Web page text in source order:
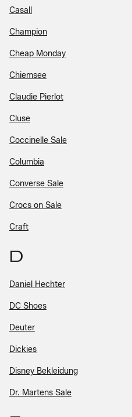
Casall
Champion
Cheap Monday
Chiemsee
Claudie Pierlot
Cluse
Coccinelle Sale
Columbia
Converse Sale
Crocs on Sale
Craft
D
Daniel Hechter
DC Shoes
Deuter
Dickies
Disney Bekleidung
Dr. Martens Sale